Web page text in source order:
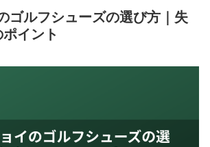
ゴルフシューズの選び方｜失
イント